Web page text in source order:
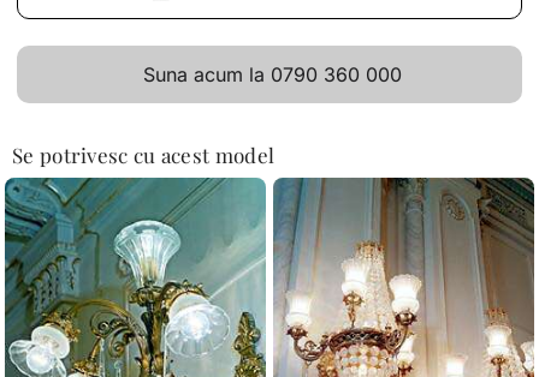
Suna acum la 0790 360 000
Se potrivesc cu acest model